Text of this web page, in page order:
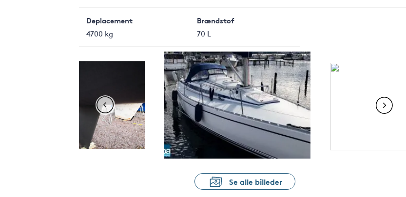
Deplacement
4700 kg
Brændstof
70 L
Se alle billeder